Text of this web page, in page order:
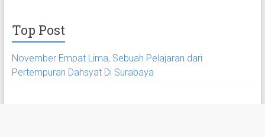
Top Post
November Empat Lima, Sebuah Pelajaran dari
Pertempuran Dahsyat Di Surabaya